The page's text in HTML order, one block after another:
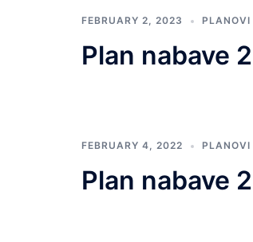
FEBRUARY 2, 2023 PLANOVI
Plan nabave
FEBRUARY 4, 2022 PLANOVI
Plan nabave